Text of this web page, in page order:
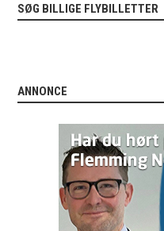
SØG BILLIGE FLYBILLETTER
ANNONCE